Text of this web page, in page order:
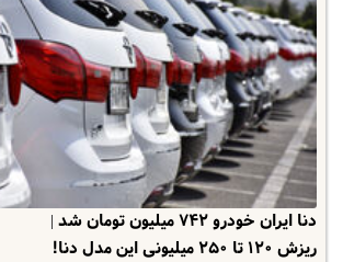
دنا ایران خودرو ۷۴۲ میلیون تومان شد |
ریزش ۱۲۰ تا ۲۵۰ میلیونی این مدل دنا!